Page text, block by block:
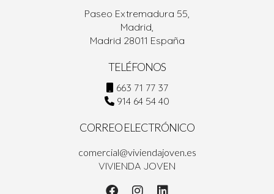
Paseo Extremadura 55,
Madrid,
Madrid 28011 España
TELÉFONOS
663 71 77 37
914 64 54 40
CORREO ELECTRÓNICO
comercial@viviendajoven.es
VIVIENDA JOVEN